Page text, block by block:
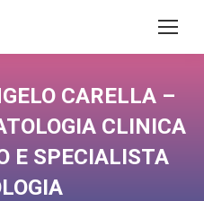
CARELLA –
CLINICA
E SPECIALISTA